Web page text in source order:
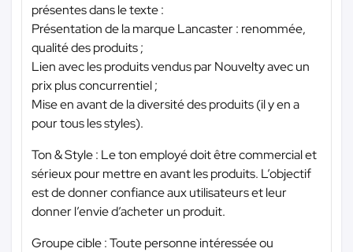
présentes dans le texte :
Présentation de la marque Lancaster : renommée,
qualité des produits ;
Lien avec les produits vendus par Nouvelty avec un
prix plus concurrentiel ;
Mise en avant de la diversité des produits (il y en a
pour tous les styles).
Ton & Style : Le ton employé doit être commercial et
sérieux pour mettre en avant les produits. L’objectif
est de donner confiance aux utilisateurs et leur
donner l’envie d’acheter un produit.
Groupe cible : Toute personne intéressée ou